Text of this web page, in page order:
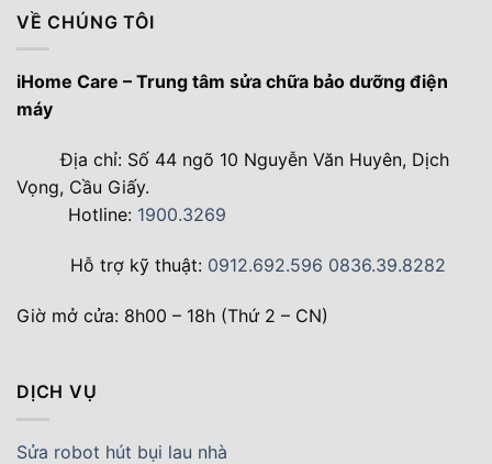
VỀ CHÚNG TÔI
iHome Care – Trung tâm sửa chữa bảo dưỡng điện
máy
Địa chỉ: Số 44 ngõ 10 Nguyễn Văn Huyên, Dịch
Vọng, Cầu Giấy.
Hotline: 1900.3269
Hỗ trợ kỹ thuật: 0912.692.596 0836.39.8282
Giờ mở cửa: 8h00 – 18h (Thứ 2 – CN)
DỊCH VỤ
Sửa robot hút bụi lau nhà